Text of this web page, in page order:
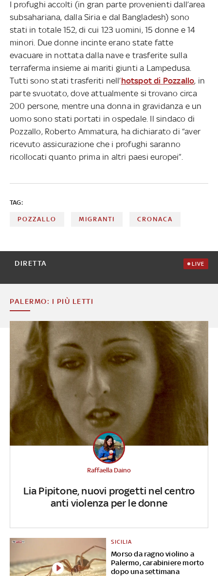
I profughi accolti (in gran parte provenienti dall’area
subsahariana, dalla Siria e dal Bangladesh) sono
stati in totale 152, di cui 123 uomini, 15 donne e 14
minori. Due donne incinte erano state fatte
evacuare in nottata dalla nave e trasferite sulla
terraferma insieme ai mariti giunti a Lampedusa.
Tutti sono stati trasferiti nell’hotspot di Pozzallo, in
parte svuotato, dove attualmente si trovano circa
200 persone, mentre una donna in gravidanza e un
uomo sono stati portati in ospedale. Il sindaco di
Pozzallo, Roberto Ammatura, ha dichiarato di “aver
ricevuto assicurazione che i profughi saranno
ricollocati quanto prima in altri paesi europei”.
TAG:
POZZALLO MIGRANTI CRONACA
DIRETTA LIVE
PALERMO: I PIÙ LETTI
Lia Pipitone, nuovi progetti nel centro
anti violenza per le donne
Raffaella Daino
Morso da ragno violino a
Palermo, carabiniere morto
dopo una settimana
SICILIA